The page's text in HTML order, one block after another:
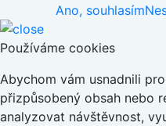
Ano, souhlasím
Používáme cookies
Abychom vám usnadnili
přizpůsobený obsah nebo
analyzovat návštěvnost,